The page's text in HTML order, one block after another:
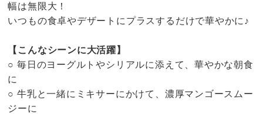
幅は無限大！
いつもの食卓やデザートにプラスするだけで華やかに♪
【こんなシーンに大活躍】
○ 毎日のヨーグルトやシリアルに添えて、華やかな朝食
に
○ 牛乳と一緒にミキサーにかけて、濃厚マンゴースムー
ジーに